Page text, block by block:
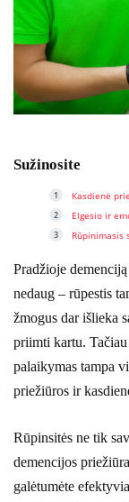
Sužinosite
Kasdienė
Elgesio ir
Rūpinimasis
Pradžioje
nedaug – rūpestis
žmogus dar išlieka
priimti kartu.
palaikymas tampa
priežiūros ir
Rūpinsitės ne tik
demencijos
galėtumėte